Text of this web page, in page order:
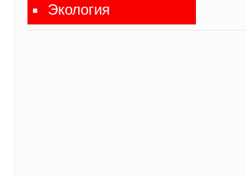
Экология